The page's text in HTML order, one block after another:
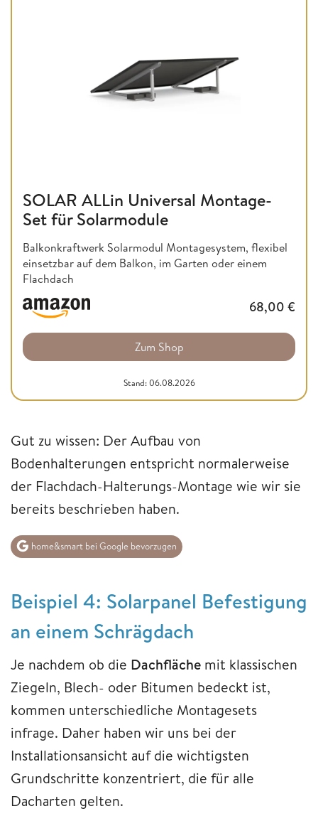
SOLAR ALLin Universal Montage-
Set für Solarmodule
Balkonkraftwerk Solarmodul Montagesystem, flexibel
einsetzbar auf dem Balkon, im Garten oder einem
Flachdach
68,00 €
Zum Shop
Stand: 06.08.2026
Gut zu wissen: Der Aufbau von
Bodenhalterungen entspricht normalerweise
der Flachdach-Halterungs-Montage wie wir sie
bereits beschrieben haben.
home&smart bei Google bevorzugen
Beispiel 4: Solarpanel Befestigung
an einem Schrägdach
Je nachdem ob die Dachfläche mit klassischen
Ziegeln, Blech- oder Bitumen bedeckt ist,
kommen unterschiedliche Montagesets
infrage. Daher haben wir uns bei der
Installationsansicht auf die wichtigsten
Grundschritte konzentriert, die für alle
Dacharten gelten.